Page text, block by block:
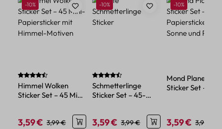
Rabatt
-10%
Durchschnittliche Bewertung von 4.88 von 5 Sternen
Himmel Wolken
Sticker Set – 45 Mini-
Himmel-Motiven
Verkaufspreis:
3,59 € Regulärer Preis:
3,99 €
Rabatt
-10%
Durchschnittliche Bewertung von 4.71
Schmetterlinge
Sticker Set – 45-
verschiedene Farben
Verkaufspreis:
3,59 € Regulärer Preis:
3,99 €
Rabatt
-10%
Mond Planeten
Sticker Set – 45
Verkaufspreis:
3,59 € 3,99 €